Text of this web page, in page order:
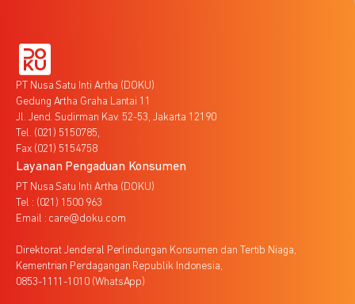
PT Nusa Satu Inti Artha (DOKU)
Gedung Artha Graha Lantai 11
Jl. Jend. Sudirman Kav. 52-53, Jakarta 12190
Tel. (021) 5150785,
Fax (021) 5154758
Layanan Pengaduan Konsumen
PT Nusa Satu Inti Artha (DOKU)
Tel : (021) 1500 963
Email : care@doku.com
Direktorat Jenderal Perlindungan Konsumen dan Tertib Niaga,
Kementrian Perdagangan Republik Indonesia,
0853-1111-1010 (WhatsApp)